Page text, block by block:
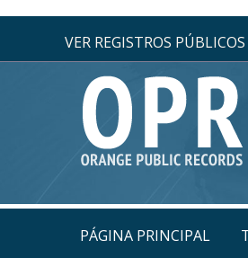
VER REGISTROS
PÁGINA PRINCIPAL